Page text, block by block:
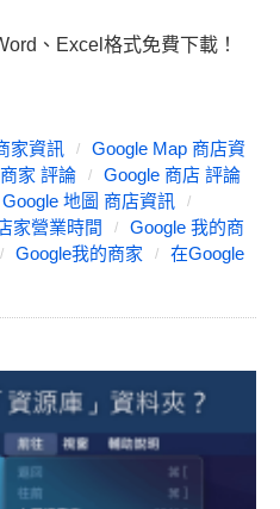
、Excel格式免費下載！
家資訊
Google Map 商店資
家 評論
Google 商店 評論
Google 地圖 商店資訊
家營業時間
Google 我的商
Google我的商家
在Google